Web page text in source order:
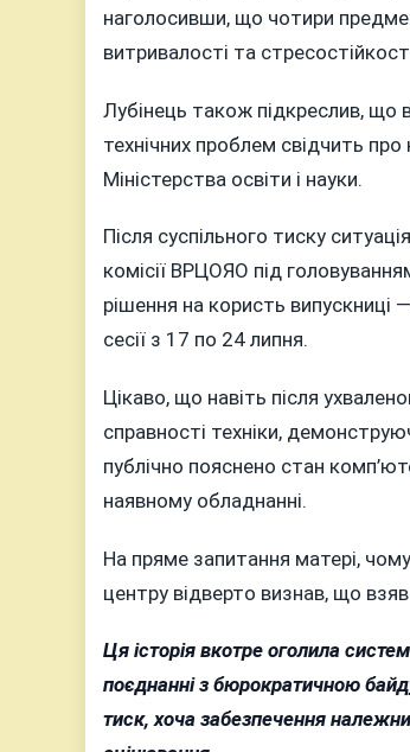
наголосивши, що чотири
витривалості та
Лубінець також підкреслив, що
технічних проблем свідчить
Міністерства освіти і науки.
Після суспільного тиску
комісії ВРЦОЯО під
рішення на користь випускниці
сесії з 17 по 24 липня.
Цікаво, що навіть після
справності техніки,
публічно пояснено стан
наявному обладнанні.
На пряме запитання матері,
центру відверто визнав, що
Ця історія вкотре оголила
поєднанні з бюрократичною
тиск, хоча забезпечення